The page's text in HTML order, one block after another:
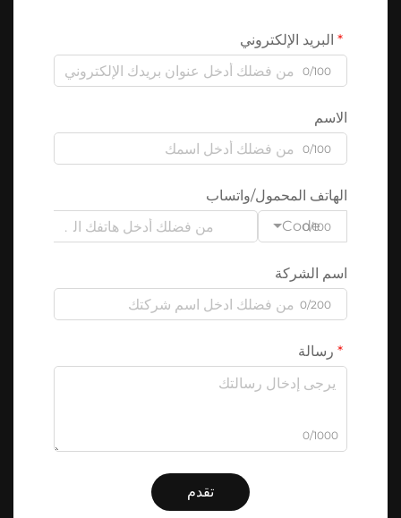
البريد الإلكتروني
0/100
الاسم
0/100
الهاتف المحمول/واتساب
Code
0/100
اسم الشركة
0/200
رسالة
0/1000
تقدم